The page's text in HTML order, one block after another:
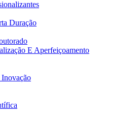
Duração
E Aperfeiçoamento